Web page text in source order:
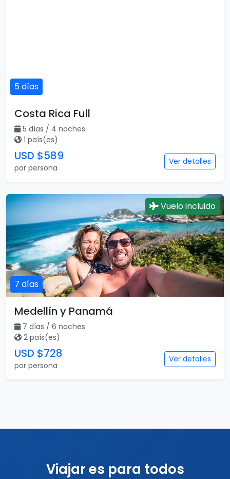
5 días
Costa Rica Full
5 días / 4 noches
1 país(es)
USD $589
por persona
Ver detalles
7 días
Vuelo incluido
Medellín y Panamá
7 días / 6 noches
2 país(es)
USD $728
por persona
Ver detalles
Viajar es para todos